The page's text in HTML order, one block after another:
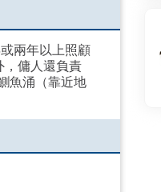
兩年以上照顧
，傭人還負責
魚涌（靠近地